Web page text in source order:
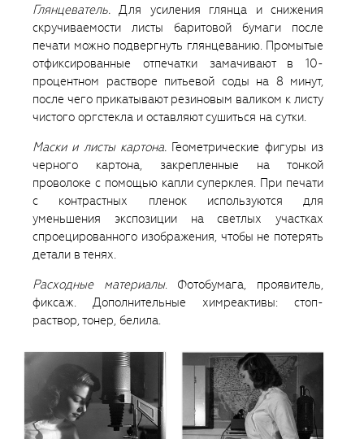
Глянцеватель. Для усиления глянца и снижения
скручиваемости листы баритовой бумаги после
печати можно подвергнуть глянцеванию. Промытые
отфиксированные отпечатки замачивают в 10-
процентном растворе питьевой соды на 8 минут,
после чего прикатывают резиновым валиком к листу
чистого оргстекла и оставляют сушиться на сутки.
Маски и листы картона. Геометрические фигуры из
черного картона, закрепленные на тонкой
проволоке с помощью капли суперклея. При печати
с контрастных пленок используются для
уменьшения экспозиции на светлых участках
спроецированного изображения, чтобы не потерять
детали в тенях.
Расходные материалы. Фотобумага, проявитель,
фиксаж. Дополнительные химреактивы: стоп-
раствор, тонер, белила.